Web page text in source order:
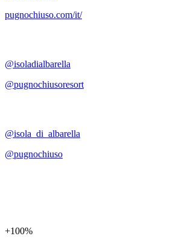
pugnochiuso.com/it/
@isoladialbarella
@pugnochiusoresort
@isola_di_albarella
@pugnochiuso
+100%